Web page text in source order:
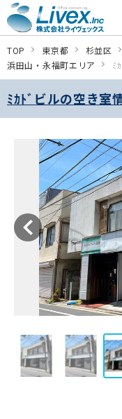
TOP 東京都 杉並区
浜田山・永福町エリア
ﾐ
ﾐｶﾄﾞビルの空き室